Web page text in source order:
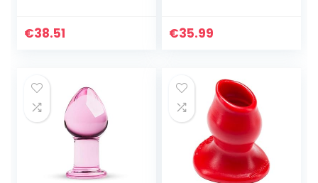
pomp voor
€38.51
vrouwen
€35.99